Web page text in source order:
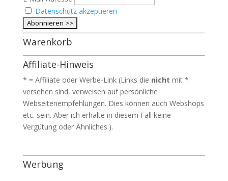
Datenschutz akzeptieren
Warenkorb
Affiliate-Hinweis
* = Affiliate oder Werbe-Link (Links die nicht mit *
versehen sind, verweisen auf persönliche
Webseitenempfehlungen. Dies können auch Webshops
etc. sein. Aber ich erhalte in diesem Fall keine
Vergütung oder Ähnliches.).
Werbung